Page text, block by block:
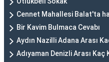
Cennet Mahallesi Balat'ta
Bir Kavim Bulmaca Cevabı
Aydın Nazilli Adana Arası
Adıyaman Denizli Arası Kaç